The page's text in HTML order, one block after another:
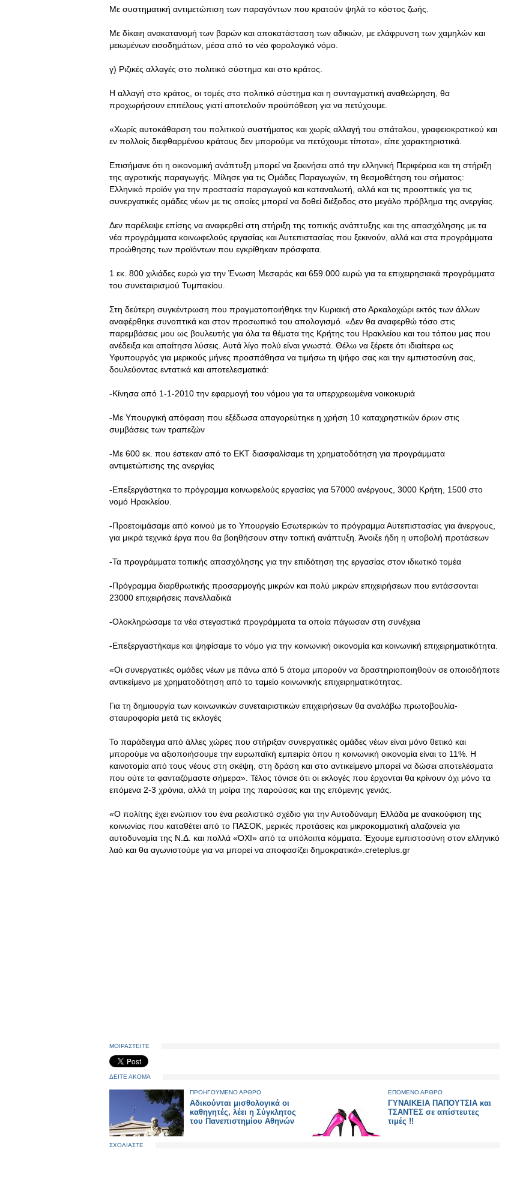
Με συστηματική αντιμετώπιση των παραγόντων που κρατούν ψηλά το κόστος ζωής.
Με δίκαιη ανακατανομή των βαρών και αποκατάσταση των αδικιών, με ελάφρυνση των χαμηλών και
μειωμένων εισοδημάτων, μέσα από το νέο φορολογικό νόμο.
γ) Ριζικές αλλαγές στο πολιτικό σύστημα και στο κράτος.
Η αλλαγή στο κράτος, οι τομές στο πολιτικό σύστημα και η συνταγματική αναθεώρηση, θα
προχωρήσουν επιτέλους γιατί αποτελούν προϋπόθεση για να πετύχουμε.
«Χωρίς αυτοκάθαρση του πολιτικού συστήματος και χωρίς αλλαγή του σπάταλου, γραφειοκρατικού και
εν πολλοίς διεφθαρμένου κράτους δεν μπορούμε να πετύχουμε τίποτα», είπε χαρακτηριστικά.
Επισήμανε ότι η οικονομική ανάπτυξη μπορεί να ξεκινήσει από την ελληνική Περιφέρεια και τη στήριξη
της αγροτικής παραγωγής. Μίλησε για τις Ομάδες Παραγωγών, τη θεσμοθέτηση του σήματος:
Ελληνικό προϊόν για την προστασία παραγωγού και καταναλωτή, αλλά και τις προοπτικές για τις
συνεργατικές ομάδες νέων με τις οποίες μπορεί να δοθεί διέξοδος στο μεγάλο πρόβλημα της ανεργίας.
Δεν παρέλειψε επίσης να αναφερθεί στη στήριξη της τοπικής ανάπτυξης και της απασχόλησης με τα
νέα προγράμματα κοινωφελούς εργασίας και Αυτεπιστασίας που ξεκινούν, αλλά και στα προγράμματα
προώθησης των προϊόντων που εγκρίθηκαν πρόσφατα.
1 εκ. 800 χιλιάδες ευρώ για την Ένωση Μεσαράς και 659.000 ευρώ για τα επιχειρησιακά προγράμματα
του συνεταιρισμού Τυμπακίου.
Στη δεύτερη συγκέντρωση που πραγματοποιήθηκε την Κυριακή στο Αρκαλοχώρι εκτός των άλλων
αναφέρθηκε συνοπτικά και στον προσωπικό του απολογισμό. «Δεν θα αναφερθώ τόσο στις
παρεμβάσεις μου ως βουλευτής για όλα τα θέματα της Κρήτης του Ηρακλείου και του τόπου μας που
ανέδειξα και απαίτησα λύσεις. Αυτά λίγο πολύ είναι γνωστά. Θέλω να ξέρετε ότι ιδιαίτερα ως
Υφυπουργός για μερικούς μήνες προσπάθησα να τιμήσω τη ψήφο σας και την εμπιστοσύνη σας,
δουλεύοντας εντατικά και αποτελεσματικά:
-Κίνησα από 1-1-2010 την εφαρμογή του νόμου για τα υπερχρεωμένα νοικοκυριά
-Με Υπουργική απόφαση που εξέδωσα απαγορεύτηκε η χρήση 10 καταχρηστικών όρων στις
συμβάσεις των τραπεζών
-Με 600 εκ. που έστεκαν από το ΕΚΤ διασφαλίσαμε τη χρηματοδότηση για προγράμματα
αντιμετώπισης της ανεργίας
-Επεξεργάστηκα το πρόγραμμα κοινωφελούς εργασίας για 57000 ανέργους, 3000 Κρήτη, 1500 στο
νομό Ηρακλείου.
-Προετοιμάσαμε από κοινού με το Υπουργείο Εσωτερικών το πρόγραμμα Αυτεπιστασίας για άνεργους,
για μικρά τεχνικά έργα που θα βοηθήσουν στην τοπική ανάπτυξη. Άνοιξε ήδη η υποβολή προτάσεων
-Τα προγράμματα τοπικής απασχόλησης για την επιδότηση της εργασίας στον ιδιωτικό τομέα
-Πρόγραμμα διαρθρωτικής προσαρμογής μικρών και πολύ μικρών επιχειρήσεων που εντάσσονται
23000 επιχειρήσεις πανελλαδικά
-Ολοκληρώσαμε τα νέα στεγαστικά προγράμματα τα οποία πάγωσαν στη συνέχεια
-Επεξεργαστήκαμε και ψηφίσαμε το νόμο για την κοινωνική οικονομία και κοινωνική επιχειρηματικότητα.
«Οι συνεργατικές ομάδες νέων με πάνω από 5 άτομα μπορούν να δραστηριοποιηθούν σε οποιοδήποτε
αντικείμενο με χρηματοδότηση από το ταμείο κοινωνικής επιχειρηματικότητας.
Για τη δημιουργία των κοινωνικών συνεταιριστικών επιχειρήσεων θα αναλάβω πρωτοβουλία-
σταυροφορία μετά τις εκλογές
Το παράδειγμα από άλλες χώρες που στήριξαν συνεργατικές ομάδες νέων είναι μόνο θετικό και
μπορούμε να αξιοποιήσουμε την ευρωπαϊκή εμπειρία όπου η κοινωνική οικονομία είναι το 11%. Η
καινοτομία από τους νέους στη σκέψη, στη δράση και στο αντικείμενο μπορεί να δώσει αποτελέσματα
που ούτε τα φανταζόμαστε σήμερα». Τέλος τόνισε ότι οι εκλογές που έρχονται θα κρίνουν όχι μόνο τα
επόμενα 2-3 χρόνια, αλλά τη μοίρα της παρούσας και της επόμενης γενιάς.
«Ο πολίτης έχει ενώπιον του ένα ρεαλιστικό σχέδιο για την Αυτοδύναμη Ελλάδα με ανακούφιση της
κοινωνίας που καταθέτει από το ΠΑΣΟΚ, μερικές προτάσεις και μικροκομματική αλαζονεία για
αυτοδυναμία της Ν.Δ. και πολλά «ΌΧΙ» από τα υπόλοιπα κόμματα. Έχουμε εμπιστοσύνη στον ελληνικό
λαό και θα αγωνιστούμε για να μπορεί να αποφασίζει δημοκρατικά».creteplus.gr
ΜΟΙΡΑΣΤΕΙΤΕ
ΔΕΙΤΕ ΑΚΟΜΑ
ΠΡΟΗΓΟΥΜΕΝΟ ΑΡΘΡΟ
Αδικούνται μισθολογικά οι
καθηγητές, λέει η Σύγκλητος
του Πανεπιστημίου Αθηνών
ΕΠΟΜΕΝΟ ΑΡΘΡΟ
ΓΥΝΑΙΚΕΙΑ ΠΑΠΟΥΤΣΙΑ και
ΤΣΑΝΤΕΣ σε απίστευτες
τιμές !!
ΣΧΟΛΙΑΣΤΕ